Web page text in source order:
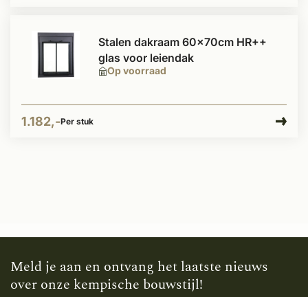
Op voorraad
Stalen dakraam 60x70cm HR++
glas voor leiendak
1.182,-Per stuk
Meld je aan en ontvang het laatste nieuws
over onze kempische bouwstijl!